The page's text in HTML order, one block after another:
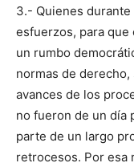
3.- Quienes
esfuerzos, para que
un rumbo
normas de
avances de los
no fueron de un día
parte de un largo
retrocesos. Por esa